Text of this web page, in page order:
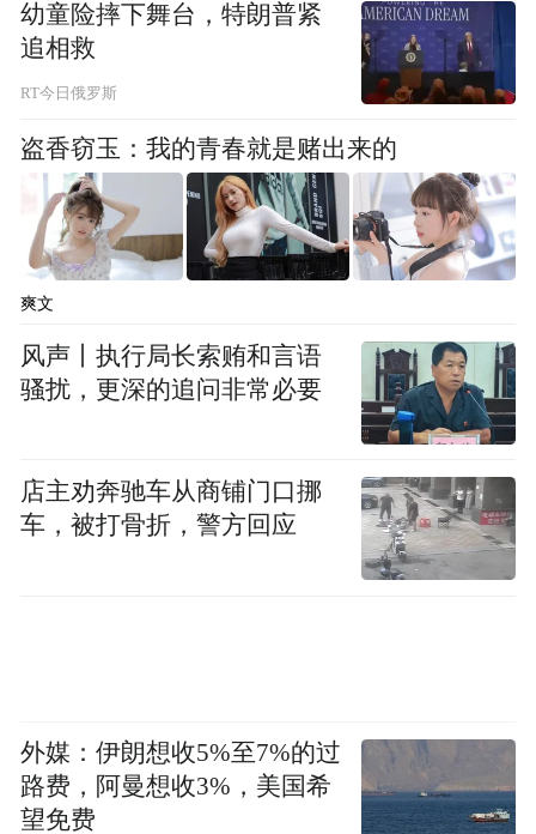
统。
还值得注意的是，在次任道人统（改称“沙门
统”）昙曜的主持下，北魏在都城平城西约20
千米的云冈开凿石窟，修建了5座大佛。这些
大佛最初修凿在石窟内，后来窟前的壁坍
塌，佛像暴露在外面。据说这5座大佛的形象
仿照了道武帝以来的5任皇帝——道武帝、明
元帝、太武帝、即位前去世的皇太子景穆帝
和文成帝。这是将北魏皇帝融入佛教教义的
佛教复兴后，北魏出现了大量青铜造像、石
刻造像和洞窟壁面的浮雕佛像。这些造像多
刻有铭文，铭文中常见“为……造像”的字
铭中占四分之一至三分之一。此类句子多出
现在“邑义”，也就是在家信徒组织的造像上
面。佐藤智水指出，使用这些字句不是造像
幼童险摔下舞台，特朗普紧
追相救
RT今日俄罗斯
盗香窃玉：我的青春就是赌出来的
爽文
风声丨执行局长索贿和言语
骚扰，更深的追问非常必要
店主劝奔驰车从商铺门口挪
车，被打骨折，警方回应
外媒：伊朗想收5%至7%的过
路费，阿曼想收3%，美国希
望免费